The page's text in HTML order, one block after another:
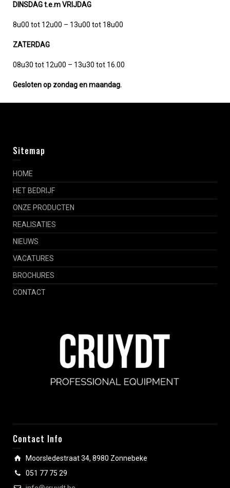
DINSDAG t.e.m VRIJDAG
8u00 tot 12u00 – 13u00 tot 18u00
ZATERDAG
08u30 tot 12u00 – 13u30 tot 16.00
Gesloten op zondag en maandag.
Sitemap
HOME
HET BEDRIJF
ONZE PRODUCTEN
REALISATIES
NIEUWS
VACATURES
BROCHURES
CONTACT
Contact Info
Moorsledestraat 34, 8980 Zonnebeke
051 77 75 29